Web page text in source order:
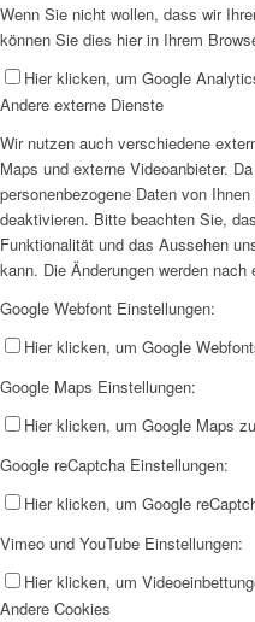
Wenn Sie nicht wollen, dass wir
können Sie dies hier in Ihrem
Hier klicken, um Google
Andere externe Dienste
Wir nutzen auch verschiedene
Maps und externe Videoanbieter.
personenbezogene Daten von
deaktivieren. Bitte beachten Sie,
Funktionalität und das Aussehen
kann. Die Änderungen werden
Google Webfont Einstellungen:
Hier klicken, um Google
Google Maps Einstellungen:
Hier klicken, um Google Maps
Google reCaptcha Einstellungen:
Hier klicken, um Google
Vimeo und YouTube Einstellungen:
Hier klicken, um
Andere Cookies